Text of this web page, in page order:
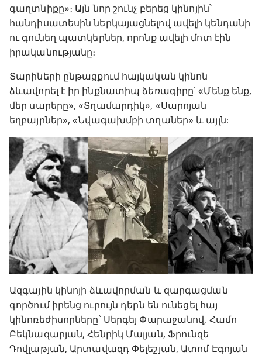
գաղտնիքը»։ Այն նոր շունչ բերեց կինոյին՝
հանդիսատեսին ներկայացնելով ավելի կենդանի
ու գունեղ պատկերներ, որոնք ավելի մոտ էին
իրականությանը։
Տարիների ընթացքում հայկական կինոն
ձևավորել է իր ինքնատիպ ձեռագիրը՝ «Մենք ենք,
մեր սարերը», «Տղամարդիկ», «Սարոյան
եղբայրներ», «Նվագախմբի տղաներ» և այլն:
Ազգային կինոյի ձևավորման և զարգացման
գործում իրենց ուրույն դերն են ունեցել հայ
կինոռեժիսորները՝ Սերգեյ Փարաջանով, Համո
Բեկնազարյան, Հենրիկ Մալյան, Ֆրունզե
Դովլաթյան, Արտավազդ Փելեշյան, Ատոմ Էգոյան